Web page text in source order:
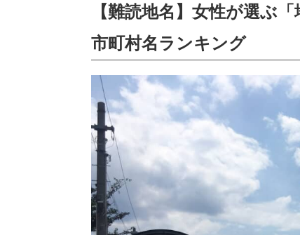
【難読地名】女性が選ぶ
市町村名ランキング